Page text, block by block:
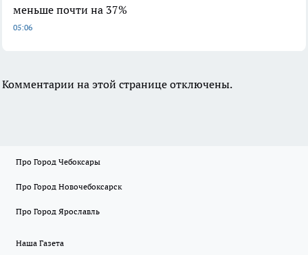
меньше почти на 37%
05:06
Комментарии на этой странице отключены.
Про Город Чебоксары
Про Город Новочебоксарск
Про Город Ярославль
Наша Газета